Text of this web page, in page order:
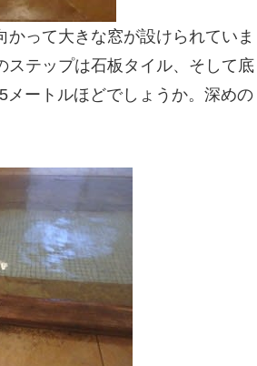
って大きな窓が設けられていま
ステップは石板タイル、そして底
ートルほどでしょうか。深めの